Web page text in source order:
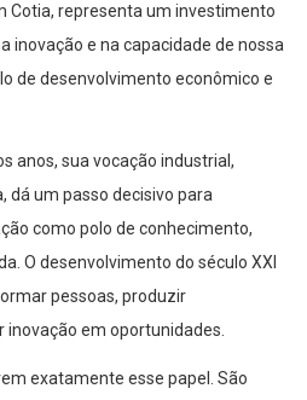
Cotia, representa um investimento
inovação e na capacidade de nossa
de desenvolvimento econômico e
anos, sua vocação industrial,
dá um passo decisivo para
como polo de conhecimento,
O desenvolvimento do século XXI
pessoas, produzir
em oportunidades.
exatamente esse papel. São